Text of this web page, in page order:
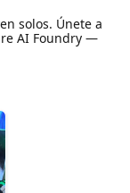
solos. Únete a
AI Foundry —